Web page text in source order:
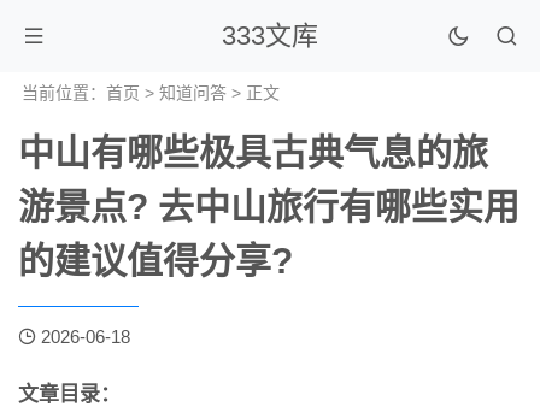
333文库
当前位置： 首页 > 知道问答 > 正文
中山有哪些极具古典气息的旅
游景点? 去中山旅行有哪些实用
的建议值得分享?
2026-06-18
文章目录：